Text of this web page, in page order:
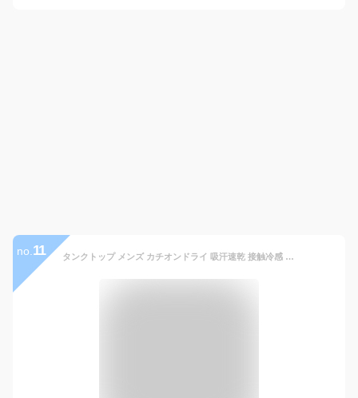
no. 11 タンクトップ メンズ カチオンドライ 吸汗速乾 接触冷感 UVカット UPF50+ 水陸両用【D9O】【送料無料】【メール便1】【メンズ】【mens】